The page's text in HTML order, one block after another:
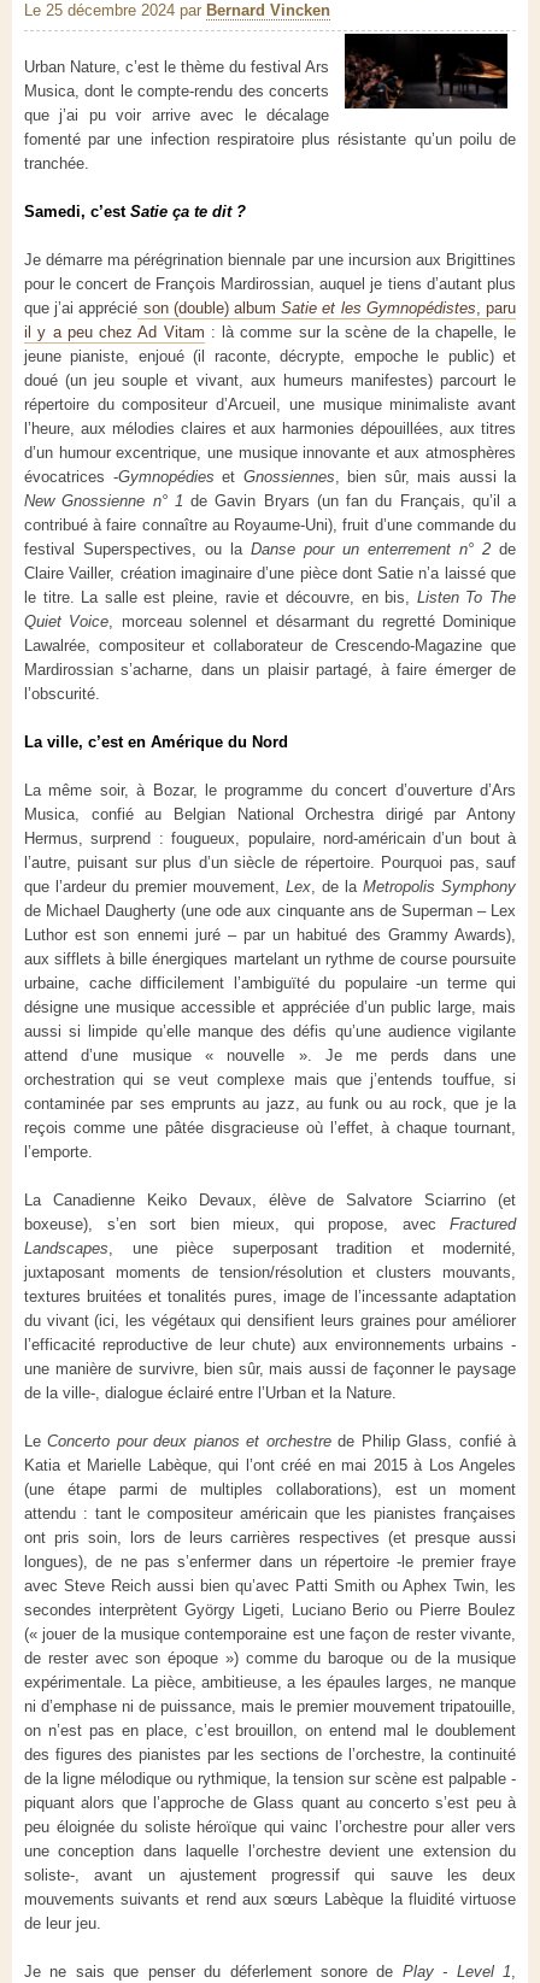
Le 25 décembre 2024 par Bernard Vincken
Urban Nature, c’est le thème du festival Ars
Musica, dont le compte-rendu des concerts
que j’ai pu voir arrive avec le décalage
fomenté par une infection respiratoire plus résistante qu’un poilu de
tranchée.
Samedi, c’est Satie ça te dit ?
Je démarre ma pérégrination biennale par une incursion aux Brigittines
pour le concert de François Mardirossian, auquel je tiens d’autant plus
que j’ai apprécié son (double) albumSatie et les Gymnopédistes, paru
il y a peu chez Ad Vitam : là comme sur la scène de la chapelle, le
jeune pianiste, enjoué (il raconte, décrypte, empoche le public) et
doué (un jeu souple et vivant, aux humeurs manifestes) parcourt le
répertoire du compositeur d’Arcueil, une musique minimaliste avant
l’heure, aux mélodies claires et aux harmonies dépouillées, aux titres
d’un humour excentrique, une musique innovante et aux atmosphères
évocatrices -Gymnopédies et Gnossiennes, bien sûr, mais aussi la
New Gnossienne n° 1 de Gavin Bryars (un fan du Français, qu’il a
contribué à faire connaître au Royaume-Uni), fruit d’une commande du
festival Superspectives, ou la Danse pour un enterrement n° 2 de
Claire Vailler, création imaginaire d’une pièce dont Satie n’a laissé que
le titre. La salle est pleine, ravie et découvre, en bis, Listen To The
Quiet Voice, morceau solennel et désarmant du regretté Dominique
Lawalrée, compositeur et collaborateur de Crescendo-Magazine que
Mardirossian s’acharne, dans un plaisir partagé, à faire émerger de
l’obscurité.
La ville, c’est en Amérique du Nord
La même soir, à Bozar, le programme du concert d’ouverture d’Ars
Musica, confié au Belgian National Orchestra dirigé par Antony
Hermus, surprend : fougueux, populaire, nord-américain d’un bout à
l’autre, puisant sur plus d’un siècle de répertoire. Pourquoi pas, sauf
que l’ardeur du premier mouvement, Lex, de la Metropolis Symphony
de Michael Daugherty (une ode aux cinquante ans de Superman – Lex
Luthor est son ennemi juré – par un habitué des Grammy Awards),
aux sifflets à bille énergiques martelant un rythme de course poursuite
urbaine, cache difficilement l’ambiguïté du populaire -un terme qui
désigne une musique accessible et appréciée d’un public large, mais
aussi si limpide qu’elle manque des défis qu’une audience vigilante
attend d’une musique « nouvelle ». Je me perds dans une
orchestration qui se veut complexe mais que j’entends touffue, si
contaminée par ses emprunts au jazz, au funk ou au rock, que je la
reçois comme une pâtée disgracieuse où l’effet, à chaque tournant,
l’emporte.
La Canadienne Keiko Devaux, élève de Salvatore Sciarrino (et
boxeuse), s’en sort bien mieux, qui propose, avec Fractured
Landscapes, une pièce superposant tradition et modernité,
juxtaposant moments de tension/résolution et clusters mouvants,
textures bruitées et tonalités pures, image de l’incessante adaptation
du vivant (ici, les végétaux qui densifient leurs graines pour améliorer
l’efficacité reproductive de leur chute) aux environnements urbains -
une manière de survivre, bien sûr, mais aussi de façonner le paysage
de la ville-, dialogue éclairé entre l’Urban et la Nature.
LeConcerto pour deux pianos et orchestrede Philip Glass, confié à
Katia et Marielle Labèque, qui l’ont créé en mai 2015 à Los Angeles
(une étape parmi de multiples collaborations), est un moment
attendu : tant le compositeur américain que les pianistes françaises
ont pris soin, lors de leurs carrières respectives (et presque aussi
longues), de ne pas s’enfermer dans un répertoire -le premier fraye
avec Steve Reich aussi bien qu’avec Patti Smith ou Aphex Twin, les
secondes interprètent György Ligeti, Luciano Berio ou Pierre Boulez
(« jouer de la musique contemporaine est une façon de rester vivante,
de rester avec son époque ») comme du baroque ou de la musique
expérimentale. La pièce, ambitieuse, a les épaules larges, ne manque
ni d’emphase ni de puissance, mais le premier mouvement tripatouille,
on n’est pas en place, c’est brouillon, on entend mal le doublement
des figures des pianistes par les sections de l’orchestre, la continuité
de la ligne mélodique ou rythmique, la tension sur scène est palpable -
piquant alors que l’approche de Glass quant au concerto s’est peu à
peu éloignée du soliste héroïque qui vainc l’orchestre pour aller vers
une conception dans laquelle l’orchestre devient une extension du
soliste-, avant un ajustement progressif qui sauve les deux
mouvements suivants et rend aux sœurs Labèque la fluidité virtuose
de leur jeu.
Je ne sais que penser du déferlement sonore de Play - Level 1,